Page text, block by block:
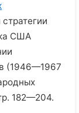
США
(1946—1967
182—204.